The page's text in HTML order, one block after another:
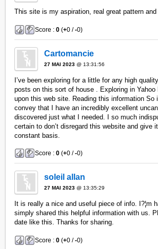
This site is my aspiration, real great pattern
Score :0 (+0 /-0)
Cartomancie
27 MAI 2023 @ 13:31:56
I’ve been exploring for a little for any high
posts on this sort of house . Exploring in
upon this web site. Reading this information So
convey that I have an incredibly excellent
discovered just what I needed. I so much
certain to don’t disregard this website and give
constant basis.
Score :0 (+0 /-0)
soleil allan
27 MAI 2023 @ 13:35:29
It is really a nice and useful piece of info. I?¦m
simply shared this helpful information with us.
date like this. Thanks for sharing.
Score :0 (+0 /-0)